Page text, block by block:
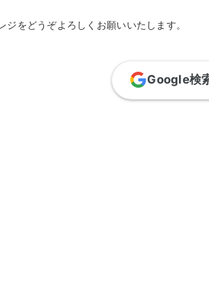
ジをどうぞよろしくお願いいたします。
Google検